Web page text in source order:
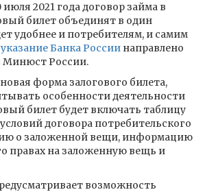
июля 2021 года договор займа в
билет объединят в один
удобнее и потребителям, и самим
указание Банка России направлено
Минюст России.
форма залогового билета,
особенности деятельности
билет будет включать таблицу
договора потребительского
о заложенной вещи, информацию
правах на заложенную вещь и
возможность